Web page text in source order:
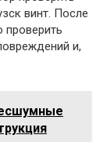
винт. После
и,